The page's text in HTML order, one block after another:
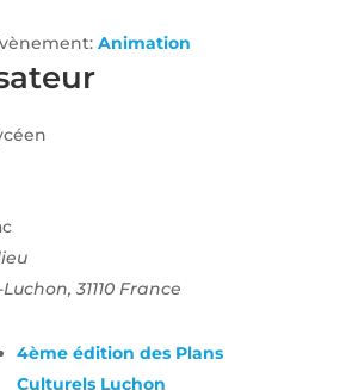
Animation
, 31110 France
4ème édition des Plans
Culturels Luchon